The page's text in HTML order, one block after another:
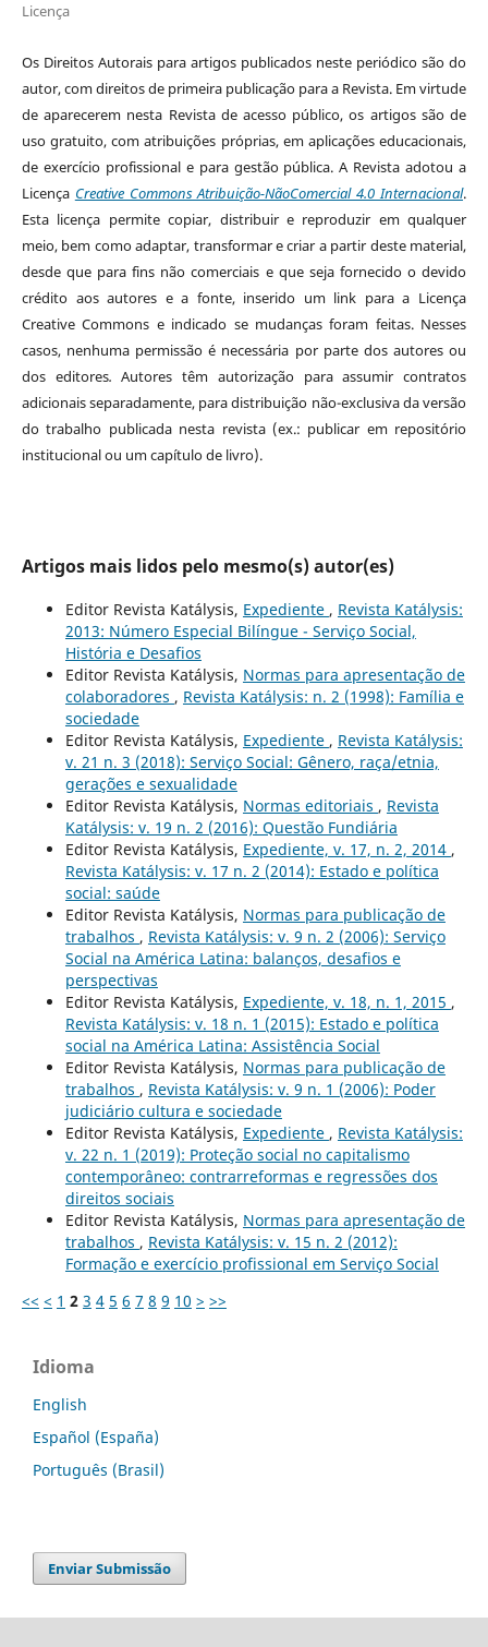
Licença
Os Direitos Autorais para artigos publicados neste periódico são do
autor, com direitos de primeira publicação para a Revista. Em virtude
de aparecerem nesta Revista de acesso público, os artigos são de
uso gratuito, com atribuições próprias, em aplicações educacionais,
de exercício profissional e para gestão pública. A Revista adotou a
Licença Creative Commons Atribuição-NãoComercial 4.0 Internacional.
Esta licença permite copiar, distribuir e reproduzir em qualquer
meio, bem como adaptar, transformar e criar a partir deste material,
desde que para fins não comerciais e que seja fornecido o devido
crédito aos autores e a fonte, inserido um link para a Licença
Creative Commons e indicado se mudanças foram feitas. Nesses
casos, nenhuma permissão é necessária por parte dos autores ou
dos editores.Autores têm autorização para assumir contratos
adicionais separadamente, para distribuição não-exclusiva da versão
do trabalho publicada nesta revista (ex.: publicar em repositório
institucional ou um capítulo de livro).
Artigos mais lidos pelo mesmo(s) autor(es)
Editor Revista Katálysis, Expediente , Revista Katálysis:
2013: Número Especial Bilíngue - Serviço Social,
História e Desafios
Editor Revista Katálysis, Normas para apresentação de
colaboradores , Revista Katálysis: n. 2 (1998): Família e
sociedade
Editor Revista Katálysis, Expediente , Revista Katálysis:
v. 21 n. 3 (2018): Serviço Social: Gênero, raça/etnia,
gerações e sexualidade
Editor Revista Katálysis, Normas editoriais , Revista
Katálysis: v. 19 n. 2 (2016): Questão Fundiária
Editor Revista Katálysis, Expediente, v. 17, n. 2, 2014 ,
Revista Katálysis: v. 17 n. 2 (2014): Estado e política
social: saúde
Editor Revista Katálysis, Normas para publicação de
trabalhos , Revista Katálysis: v. 9 n. 2 (2006): Serviço
Social na América Latina: balanços, desafios e
perspectivas
Editor Revista Katálysis, Expediente, v. 18, n. 1, 2015 ,
Revista Katálysis: v. 18 n. 1 (2015): Estado e política
social na América Latina: Assistência Social
Editor Revista Katálysis, Normas para publicação de
trabalhos , Revista Katálysis: v. 9 n. 1 (2006): Poder
judiciário cultura e sociedade
Editor Revista Katálysis, Expediente , Revista Katálysis:
v. 22 n. 1 (2019): Proteção social no capitalismo
contemporâneo: contrarreformas e regressões dos
direitos sociais
Editor Revista Katálysis, Normas para apresentação de
trabalhos , Revista Katálysis: v. 15 n. 2 (2012):
Formação e exercício profissional em Serviço Social
<< < 1 2 3 4 5 6 7 8 9 10 > >>
Idioma
English
Español (España)
Português (Brasil)
Enviar Submissão